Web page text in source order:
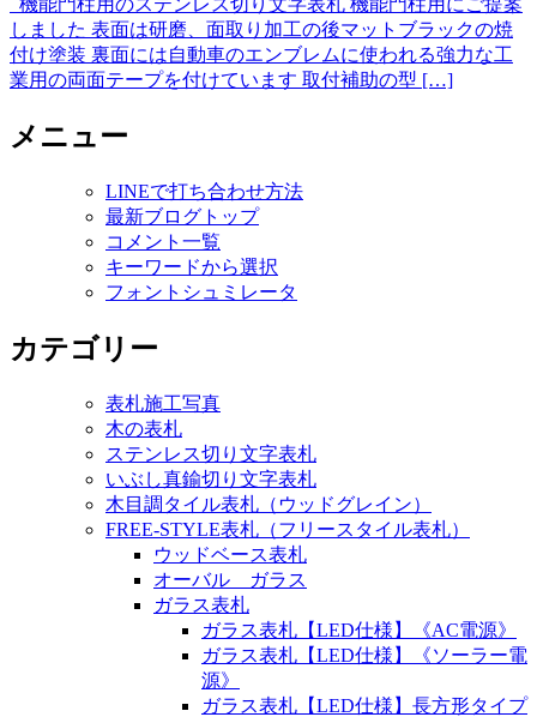
機能門柱用のステンレス切り文字表札 機能門柱用にご提案
しました 表面は研磨、面取り加工の後マットブラックの焼
付け塗装 裏面には自動車のエンブレムに使われる強力な工
業用の両面テープを付けています 取付補助の型 […]
メニュー
LINEで打ち合わせ方法
最新ブログトップ
コメント一覧
キーワードから選択
フォントシュミレータ
カテゴリー
表札施工写真
木の表札
ステンレス切り文字表札
いぶし真鍮切り文字表札
木目調タイル表札（ウッドグレイン）
FREE-STYLE表札（フリースタイル表札）
ウッドベース表札
オーバル ガラス
ガラス表札
ガラス表札【LED仕様】《AC電源》
ガラス表札【LED仕様】《ソーラー電
源》
ガラス表札【LED仕様】長方形タイプ